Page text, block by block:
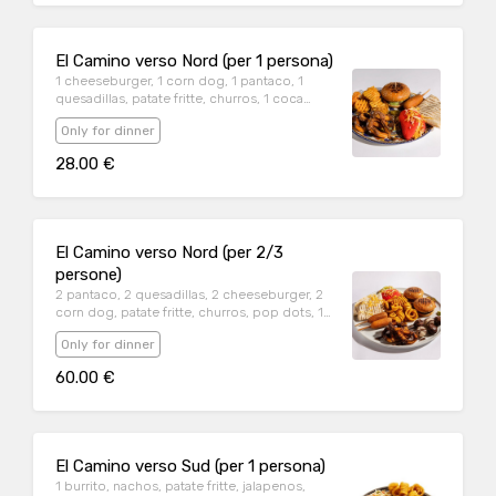
El Camino verso Nord (per 1 persona)
1 cheeseburger, 1 corn dog, 1 pantaco, 1
quesadillas, patate fritte, churros, 1 coca
lattina, salsa 1000 island, salsa piccante, salsa
ranch
Only for dinner
28.00 €
El Camino verso Nord (per 2/3
persone)
2 pantaco, 2 quesadillas, 2 cheeseburger, 2
corn dog, patate fritte, churros, pop dots, 1
coca 0,33 l, una birra 0,66 l, salsa 1000 island,
salsa piccante, salsa ranch.
Only for dinner
60.00 €
El Camino verso Sud (per 1 persona)
1 burrito, nachos, patate fritte, jalapenos,